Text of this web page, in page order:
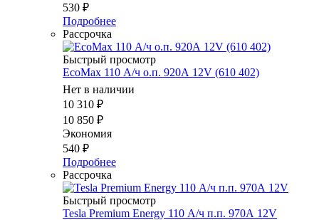
530 ₽
Подробнее
Рассрочка
Быстрый просмотр
EcoMax 110 А/ч о.п. 920А 12V (610 402)
Нет в наличии
10 310 ₽
10 850 ₽
Экономия
540 ₽
Подробнее
Рассрочка
Быстрый просмотр
Tesla Premium Energy 110 А/ч п.п. 970А 12V